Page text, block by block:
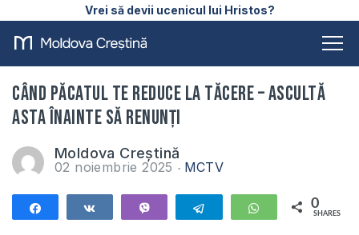
Vrei să devii ucenicul lui Hristos?
Când păcatul te reduce la tăcere – ascultă
asta înainte să renunți
Moldova Creștină
02 noiembrie 2025 MCTV
Telegram WhatsApp
0
SHARES